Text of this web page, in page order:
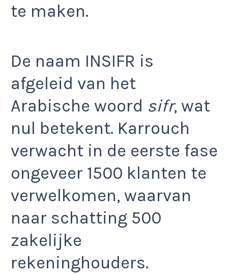
te maken.
De naam INSIFR is
afgeleid van het
Arabische woord sifr, wat
nul betekent. Karrouch
verwacht in de eerste fase
ongeveer 1500 klanten te
verwelkomen, waarvan
naar schatting 500
zakelijke
rekeninghouders.